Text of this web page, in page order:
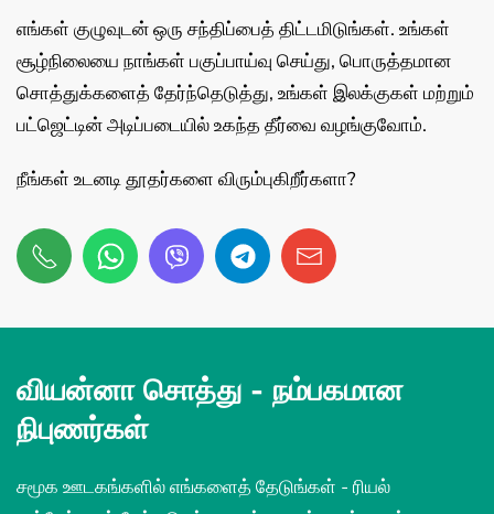
எங்கள் குழுவுடன் ஒரு சந்திப்பைத் திட்டமிடுங்கள். உங்கள்
சூழ்நிலையை நாங்கள் பகுப்பாய்வு செய்து, பொருத்தமான
சொத்துக்களைத் தேர்ந்தெடுத்து, உங்கள் இலக்குகள் மற்றும்
பட்ஜெட்டின் அடிப்படையில் உகந்த தீர்வை வழங்குவோம்.
நீங்கள் உடனடி தூதர்களை விரும்புகிறீர்களா?
வியன்னா சொத்து - நம்பகமான
நிபுணர்கள்
சமூக ஊடகங்களில் எங்களைத் தேடுங்கள் - ரியல்